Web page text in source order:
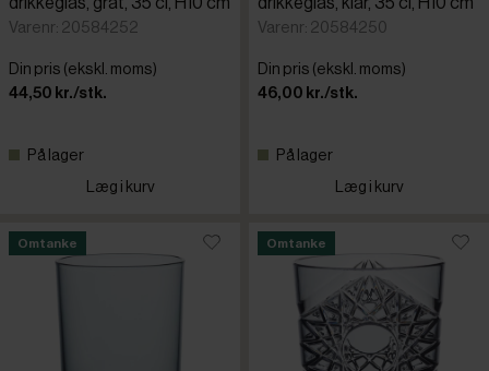
Royal
San
drikkeglas, gråt, 35 cl, H10 cm
Varenr: 20584252
Din pris (ekskl. moms)
44,50 kr./stk.
På lager
Læg i kurv
drikkeglas, klar, 35 cl, H10 cm
Varenr: 20584250
Din pris (ekskl. moms)
46,00 kr./stk.
På lager
Læg i kurv
Omtanke Omtanke